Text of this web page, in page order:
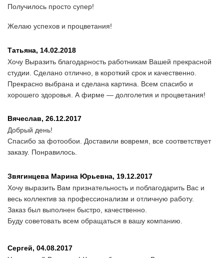
Получилось просто супер!
Желаю успехов и процветания!
Татьяна, 14.02.2018
Хочу Выразить благодарность работникам Вашей прекрасной
студии. Сделано отлично, в короткий срок и качественно.
Прекрасно выбрана и сделана картина. Всем спасибо и
хорошего здоровья. А фирме — долголетия и процветания!
Вячеслав, 26.12.2017
Добрый день!
Спасибо за фотообои. Доставили вовремя, все соответствует
заказу. Понравилось.
Звягинцева Марина Юрьевна, 19.12.2017
Хочу выразить Вам признательность и поблагодарить Вас и
весь коллектив за профессионализм и отличную работу.
Заказ был выполнен быстро, качественно.
Буду советовать всем обращаться в вашу компанию.
Сергей, 04.08.2017